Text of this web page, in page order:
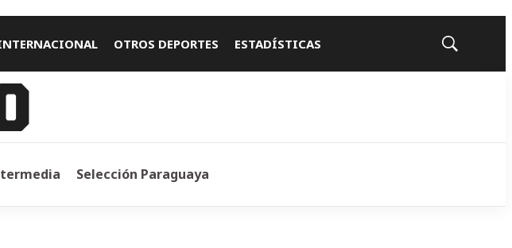
OTROS DEPORTES ESTADÍSTICAS
Mostrar
Selección Paraguaya